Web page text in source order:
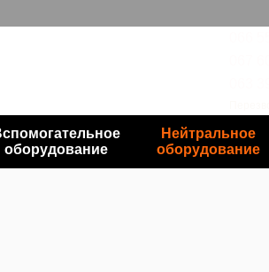
оборудование
Нейтральное
оборудование